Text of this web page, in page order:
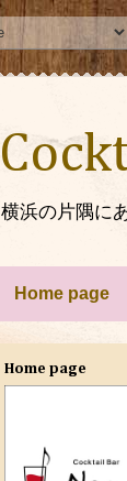
横浜の片隅に
Home page
Home page